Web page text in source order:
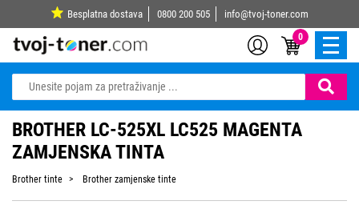
Besplatna dostava 0800 200 505 info@tvoj-toner.com
0
BROTHER LC-525XL LC525 MAGENTA
ZAMJENSKA TINTA
Brother tinte Brother zamjenske tinte